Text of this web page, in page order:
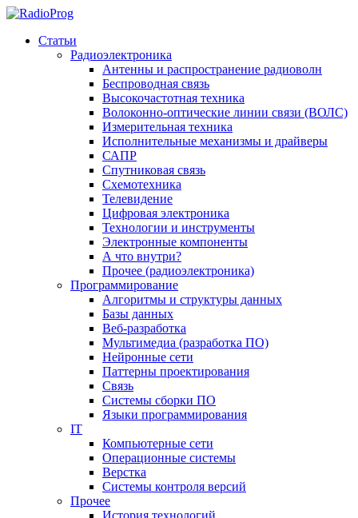
Статьи
Радиоэлектроника
Антенны и распространение радиоволн
Беспроводная связь
Высокочастотная техника
Волоконно-оптические линии связи (ВОЛС)
Измерительная техника
Исполнительные механизмы и драйверы
САПР
Спутниковая связь
Схемотехника
Телевидение
Цифровая электроника
Технологии и инструменты
Электронные компоненты
А что внутри?
Прочее (радиоэлектроника)
Программирование
Алгоритмы и структуры данных
Базы данных
Веб-разработка
Мультимедиа (разработка ПО)
Нейронные сети
Паттерны проектирования
Связь
Системы сборки ПО
Языки программирования
IT
Компьютерные сети
Операционные системы
Верстка
Системы контроля версий
Прочее
История технологий